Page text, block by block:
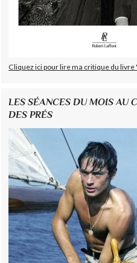
Cliquez ici pour lire ma critique du
LES SÉANCES DU MOIS AU
DES PRÉS